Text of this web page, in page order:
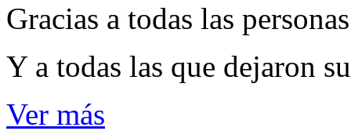
Gracias a todas las
Y a todas las que dejaron
Ver más